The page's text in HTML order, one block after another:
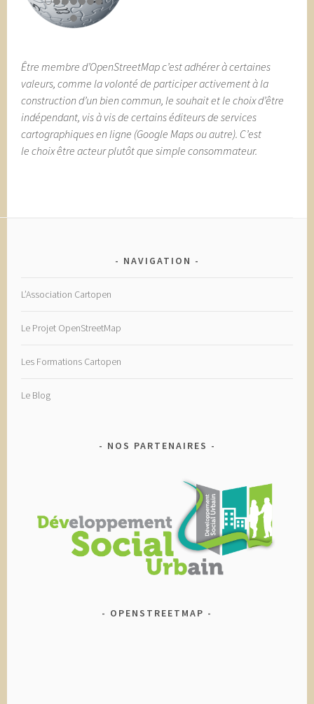
Être membre d’OpenStreetMap c’est adhérer à certaines
valeurs, comme la volonté de participer activement à la
construction d’un bien commun, le souhait et le choix d’être
indépendant, vis à vis de certains éditeurs de services
cartographiques en ligne (Google Maps ou autre). C’est
le choix être acteur plutôt que simple consommateur.
NAVIGATION
L’Association Cartopen
Le Projet OpenStreetMap
Les Formations Cartopen
Le Blog
NOS PARTENAIRES
OPENSTREETMAP